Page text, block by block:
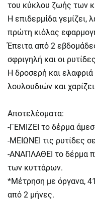
του κύκλου ζωής των
Η επιδερμίδα γεμίζει,
πρώτη κιόλας
Έπειτα από 2
σφριγηλή και οι
Η δροσερή και
λουλουδιών και
Αποτελέσματα:
-ΓΕΜΙΖΕΙ το δέρμα
-ΜΕΙΩΝΕΙ τις ρυτίδες
-ΑΝΑΠΛΑΘΕΙ το δέρμα
των κυττάρων.
*Μέτρηση με όργανα,
από 2 μήνες.